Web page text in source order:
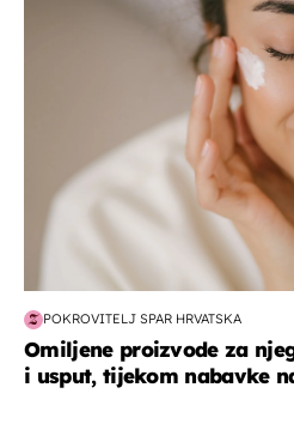
POKROVITELJ SPAR HRVATSKA
Omiljene proizvode za
i usput, tijekom nabavke